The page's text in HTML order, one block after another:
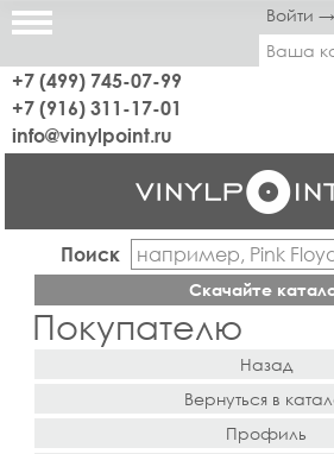
Войти →
Ваша
+7 (499) 745-07-99
+7 (916) 311-17-01
info@vinylpoint.ru
Поиск
Скачайте
Покупателю
Назад
Вернуться в
Профиль